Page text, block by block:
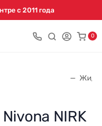
с 2011 года
0
NIRK